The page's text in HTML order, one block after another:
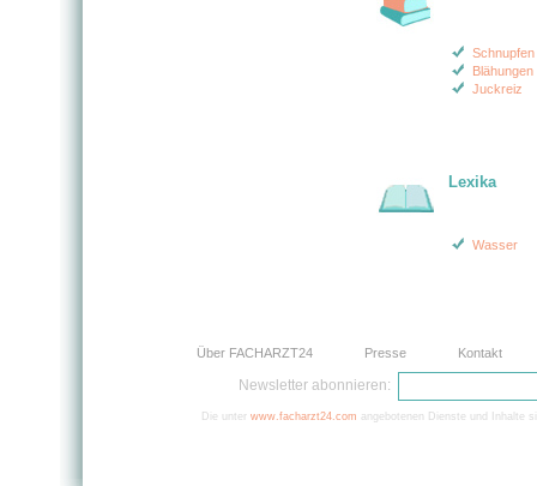
Schnupfen
Juckreiz
Lexika
Wasser
Über FACHARZT24 Presse Kontakt
Newsletter abonnieren:
Die unter www.facharzt24.com angebotenen Dienste und Inhalte